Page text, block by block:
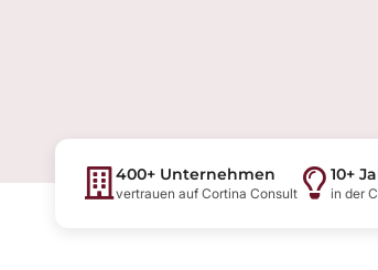
400+ Unternehmen
vertrauen auf Cortina Consult
10+
in der